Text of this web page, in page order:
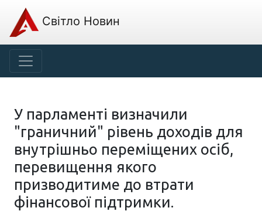
Світло Новин
У парламенті визначили
"граничний" рівень доходів для
внутрішньо переміщених осіб,
перевищення якого
призводитиме до втрати
фінансової підтримки.